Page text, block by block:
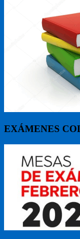
EXÁMENES